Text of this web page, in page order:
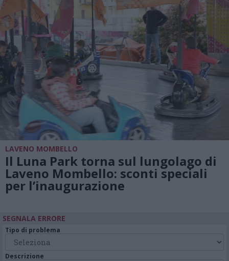
LAVENO MOMBELLO
Il Luna Park torna sul lungolago di
Laveno Mombello: sconti speciali
per l’inaugurazione
SEGNALA ERRORE
Tipo di problema
Descrizione